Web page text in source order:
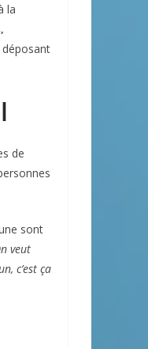
la
de
sont
veut
c’est ça